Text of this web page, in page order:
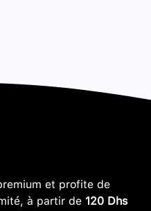
et profite de
à partir de 120 Dhs